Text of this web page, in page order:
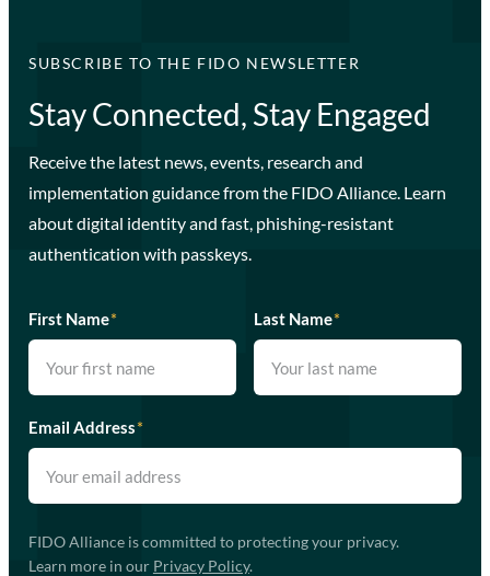
SUBSCRIBE TO THE FIDO NEWSLETTER
Stay Connected, Stay Engaged
Receive the latest news, events, research and
implementation guidance from the FIDO Alliance. Learn
about digital identity and fast, phishing-resistant
authentication with passkeys.
First Name* Last Name*
Email Address*
FIDO Alliance is committed to protecting your privacy.
Learn more in our Privacy Policy.